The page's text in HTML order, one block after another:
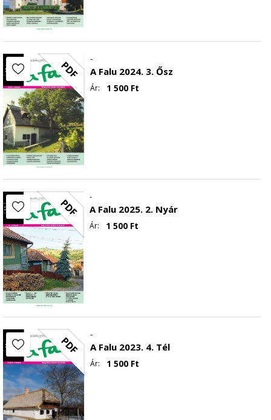
PDF -
A Falu 2024. 3. Ősz
Ár: 1 500 Ft
PDF -
A Falu 2025. 2. Nyár
Ár: 1 500Ft
PDF -
A Falu 2023. 4. Tél
Ár: 1 500Ft